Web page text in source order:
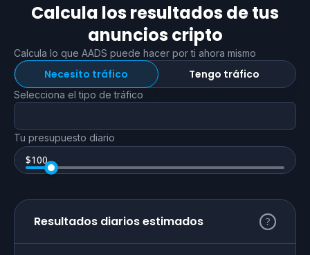
Calcula los resultados de tus
anuncios cripto
Calcula lo que AADS puede hacer por ti ahora mismo
Necesito tráfico Tengo tráfico
Selecciona el tipo de tráfico
Tu presupuesto diario
$100
Resultados diarios estimados